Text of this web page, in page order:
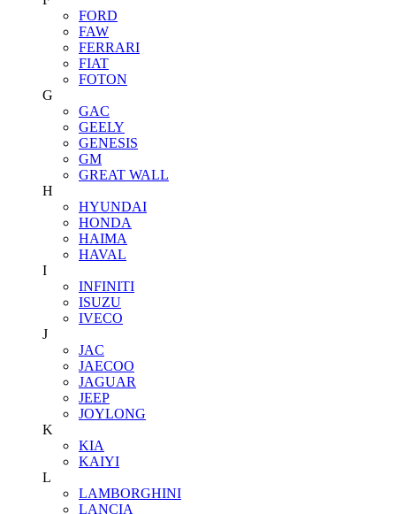
FORD
FAW
FERRARI
FIAT
FOTON
G
GAC
GEELY
GENESIS
GM
GREAT WALL
H
HYUNDAI
HONDA
HAIMA
HAVAL
I
INFINITI
ISUZU
IVECO
J
JAC
JAECOO
JAGUAR
JEEP
JOYLONG
K
KIA
KAIYI
L
LAMBORGHINI
LANCIA